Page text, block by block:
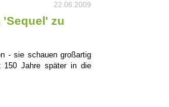
22.06.2009
'Sequel' zu
- sie schauen großartig
150 Jahre später in die